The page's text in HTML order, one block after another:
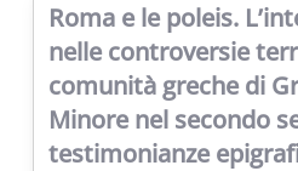
Roma e le poleis.
nelle controversie
comunità greche di
Minore nel secondo
testimonianze